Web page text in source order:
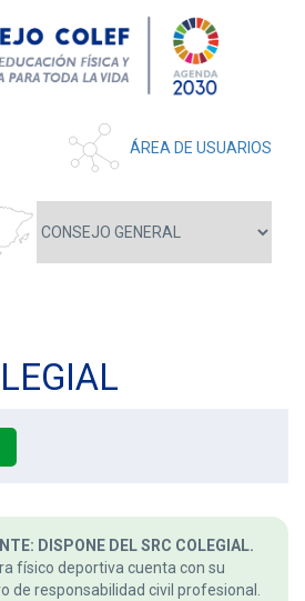
ÁREA DE USUARIOS
DISPONE DEL SRC COLEGIAL.
físico deportiva cuenta con su
de responsabilidad civil profesional.